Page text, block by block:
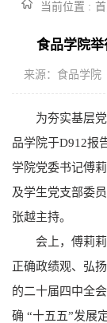
当前位置 :
食品学院
来源：食品学
为夯实基层
品学院于D912报
学院党委书记傅
及学生党支部委
张越主持。
会上，傅莉
正确政绩观、弘
的二十届四中全
确 “十五五”发展